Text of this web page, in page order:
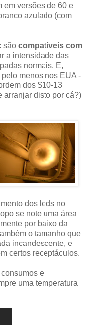
em versões de 60 e
azulado (com
são compatíveis com
a intensidade das
normais. E,
menos nos EUA -
dos $10-13
arranjar disto por cá?)
dos leds no
se note uma área
por baixo da
o tamanho que
incandescente, e
certos receptáculos.
e
uma temperatura